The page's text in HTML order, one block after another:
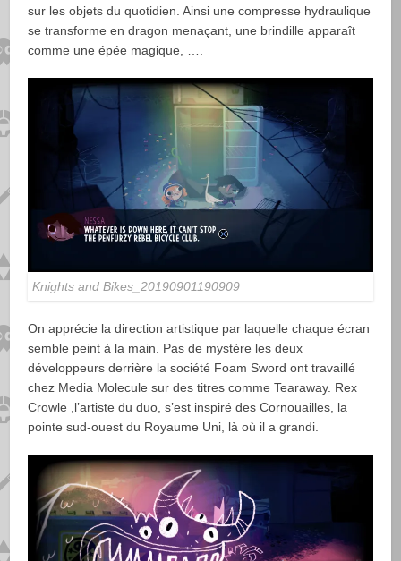
sur les objets du quotidien. Ainsi une compresse hydraulique
se transforme en dragon menaçant, une brindille apparaît
comme une épée magique, ….
Knights and Bikes_20190901190909
On apprécie la direction artistique par laquelle chaque écran
semble peint à la main. Pas de mystère les deux
développeurs derrière la société Foam Sword ont travaillé
chez Media Molecule sur des titres comme Tearaway. Rex
Crowle ,l’artiste du duo, s’est inspiré des Cornouailles, la
pointe sud-ouest du Royaume Uni, là où il a grandi.